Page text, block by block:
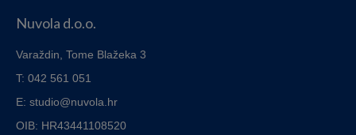
Nuvola d.o.o.
Varaždin, Tome Blažeka 3
T: 042 561 051
E: studio@nuvola.hr
OIB: HR43441108520